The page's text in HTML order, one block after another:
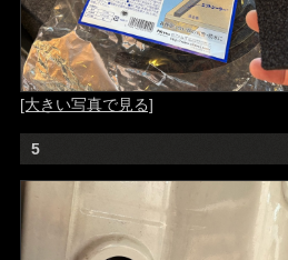
[大きい写真で見る]
5